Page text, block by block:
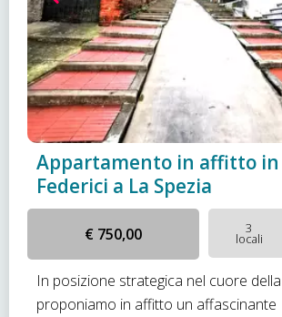
Appartamento in affitto in
Federici a La Spezia
€ 750,00 3
locali
In posizione strategica nel cuore
proponiamo in affitto un affascinante